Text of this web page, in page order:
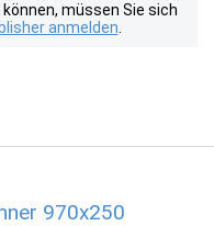
müssen Sie sich
anmelden
970x250